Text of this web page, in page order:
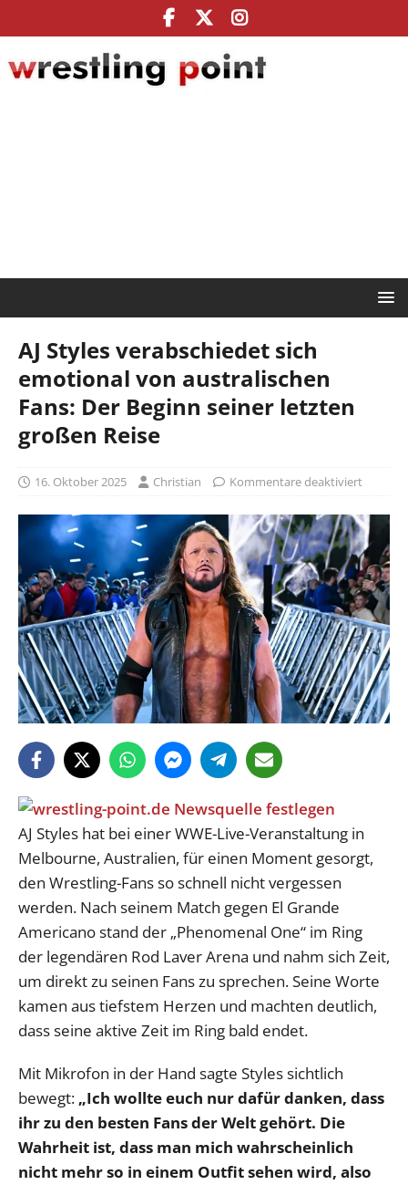
AJ Styles verabschiedet sich
emotional von australischen
Fans: Der Beginn seiner letzten
großen Reise
16. Oktober 2025 Christian Kommentare deaktiviert
AJ Styles hat bei einer WWE-Live-Veranstaltung in
Melbourne, Australien, für einen Moment gesorgt,
den Wrestling-Fans so schnell nicht vergessen
werden. Nach seinem Match gegen El Grande
Americano stand der „Phenomenal One“ im Ring
der legendären Rod Laver Arena und nahm sich Zeit,
um direkt zu seinen Fans zu sprechen. Seine Worte
kamen aus tiefstem Herzen und machten deutlich,
dass seine aktive Zeit im Ring bald endet.
Mit Mikrofon in der Hand sagte Styles sichtlich
bewegt: „Ich wollte euch nur dafür danken, dass
ihr zu den besten Fans der Welt gehört. Die
Wahrheit ist, dass man mich wahrscheinlich
nicht mehr so in einem Outfit sehen wird, also